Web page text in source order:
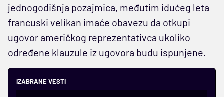
jednogodišnja pozajmica, međutim idućeg leta
francuski velikan imaće obavezu da otkupi
ugovor američkog reprezentativca ukoliko
određene klauzule iz ugovora budu ispunjene.
IZABRANE VESTI